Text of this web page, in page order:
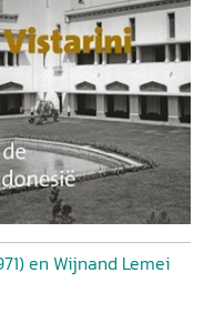
en Wijnand Lemei